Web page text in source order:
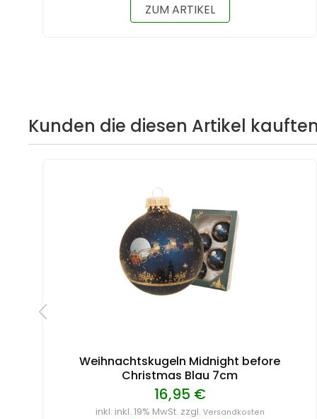
ZUM ARTIKEL
Kunden die diesen Artikel
Weihnachtskugeln Midnight before
Christmas Blau 7cm
16,95 €
inkl. inkl. 19% MwSt. zzgl. Versandkosten